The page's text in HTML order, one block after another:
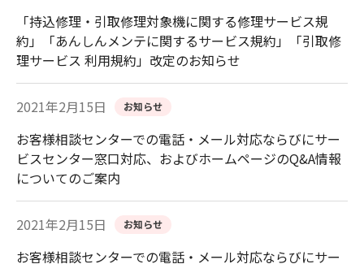
「持込修理・引取修理対象機に関する修理サービス規
約」「あんしんメンテに関するサービス規約」「引取修
理サービス 利用規約」改定のお知らせ
2021年2月15日 お知らせ
お客様相談センターでの電話・メール対応ならびにサー
ビスセンター窓口対応、およびホームページのQ&A情報
についてのご案内
2021年2月15日 お知らせ
お客様相談センターでの電話・メール対応ならびにサー